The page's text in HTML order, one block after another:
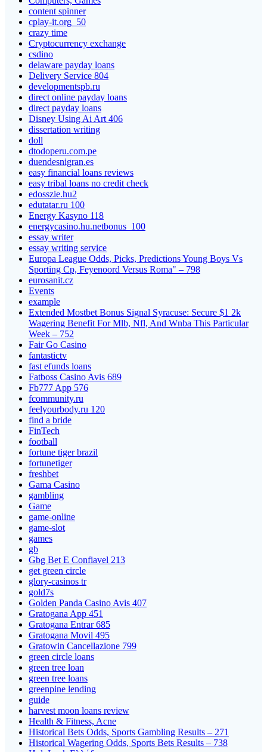
content spinner
cplay-it.org_50
crazy time
Cryptocurrency exchange
csdino
delaware payday loans
Delivery Service 804
developmentspb.ru
direct online payday loans
direct payday loans
Disney Using Ai Art 406
dissertation writing
doll
dtodoperu.com.pe
duendesnigran.es
easy financial loans reviews
easy tribal loans no credit check
edosszie.hu2
edutatar.ru 100
Energy Kasyno 118
energycasino.hu.netbonus_100
essay writer
essay writing service
Europa League Odds, Picks, Predictions Young Boys Vs
Sporting Cp, Feyenoord Versus Roma" – 798
eurosanit.cz
Events
example
Extended Mostbet Bonus Signal Syracuse: Secure $1 2k
Wagering Benefit For Mlb, Nfl, And Wnba This Particular
Week – 752
Fair Go Casino
fantastictv
fast efunds loans
Fatboss Casino Avis 689
Fb777 App 576
fcommunity.ru
feelyourbody.ru 120
find a bride
FinTech
football
fortune tiger brazil
fortunetiger
freshbet
Gama Casino
gambling
Game
game-online
game-slot
games
gb
Gbg Bet E Confiavel 213
get green circle
glory-casinos tr
gold7s
Golden Panda Casino Avis 407
Gratogana App 451
Gratogana Entrar 685
Gratogana Movil 495
Gratowin Cancellazione 799
green circle loans
green tree loan
green tree loans
greenpine lending
guide
harvest moon loans review
Health & Fitness, Acne
Historical Bets Odds, Sports Gambling Results – 271
Historical Wagering Odds, Sports Bets Results – 738